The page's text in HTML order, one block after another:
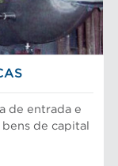
de entrada e
de capital